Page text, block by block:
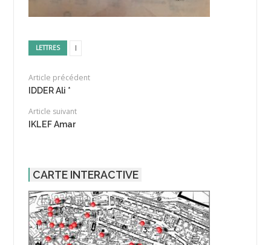
LETTRES I
Article précédent
IDDER Ali *
Article suivant
IKLEF Amar
CARTE INTERACTIVE